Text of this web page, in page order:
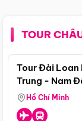
TOUR
Tour Đài Loan
Trung - Nam
Hồ Chí Minh